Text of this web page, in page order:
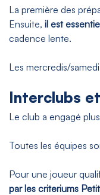
La première des
Ensuite, il est
cadence lente.
Les mercredis/
Interclubs
Le club a engagé
Toutes les équipes
Pour une joueur
par les criteriums